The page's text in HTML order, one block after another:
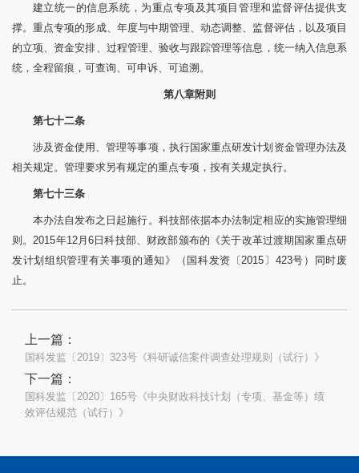
建立统一的信息系统，为重点专项及其项目管理和监督评估提供支
撑。重点专项的形成、年度与中期管理、动态调整、监督评估，以及项目
的立项、资金安排、过程管理、验收与跟踪管理等信息，统一纳入信息系
统，全程留痕，可查询、可申诉、可追溯。
第八章附则
第七十二条
涉及资金使用、管理等事项，执行国家重点研发计划资金管理办法及
相关规定。管理要求另有规定的重点专项，按有关规定执行。
第七十三条
本办法自发布之日起施行。科技部依据本办法制定相应的实施管理细
则。2015年12月6日科技部、财政部颁布的《关于改革过渡期国家重点研
发计划组织管理有关事项的通知》（国科发资〔2015〕423号）同时废
止。
上一篇：
国科发监〔2019〕323号《科研诚信案件调查处理规则（试行）》
下一篇：
国科发监〔2020〕165号《中央财政科技计划（专项、基金等）绩
效评估规范（试行）》